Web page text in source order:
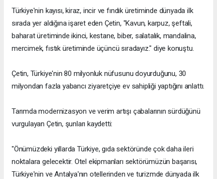
Türkiye'nin kayısı, kiraz, incir ve fındık üretiminde dünyada ilk
sırada yer aldığına işaret eden Çetin, "Kavun, karpuz, şeftali,
baharat üretiminde ikinci, kestane, biber, salatalık, mandalina,
mercimek, fıstık üretiminde üçüncü sıradayız." diye konuştu.
Çetin, Türkiye'nin 80 milyonluk nüfusunu doyurduğunu, 30
milyondan fazla yabancı ziyaretçiye ev sahipliği yaptığını anlattı.
Tarımda modernizasyon ve verim artışı çabalarının sürdüğünü
vurgulayan Çetin, şunları kaydetti:
"Önümüzdeki yıllarda Türkiye, gıda sektöründe çok daha ileri
noktalara gelecektir. Otel ekipmanları sektörümüzün başarısı,
Türkiye'nin ve Antalya'nın otellerinden ve turizmde dünyada ilk